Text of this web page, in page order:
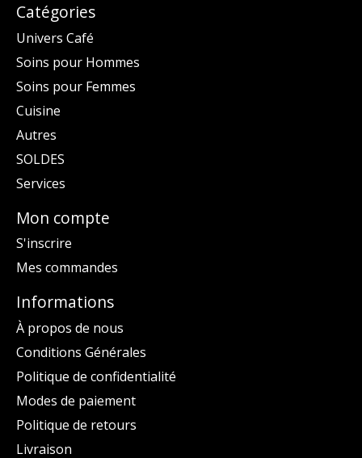
Catégories
Univers Café
Soins pour Hommes
Soins pour Femmes
Cuisine
Autres
SOLDES
Services
Mon compte
S'inscrire
Mes commandes
Informations
À propos de nous
Conditions Générales
Politique de confidentialité
Modes de paiement
Politique de retours
Livraison